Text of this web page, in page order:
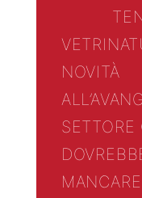
VETRINA
NOVITÀ